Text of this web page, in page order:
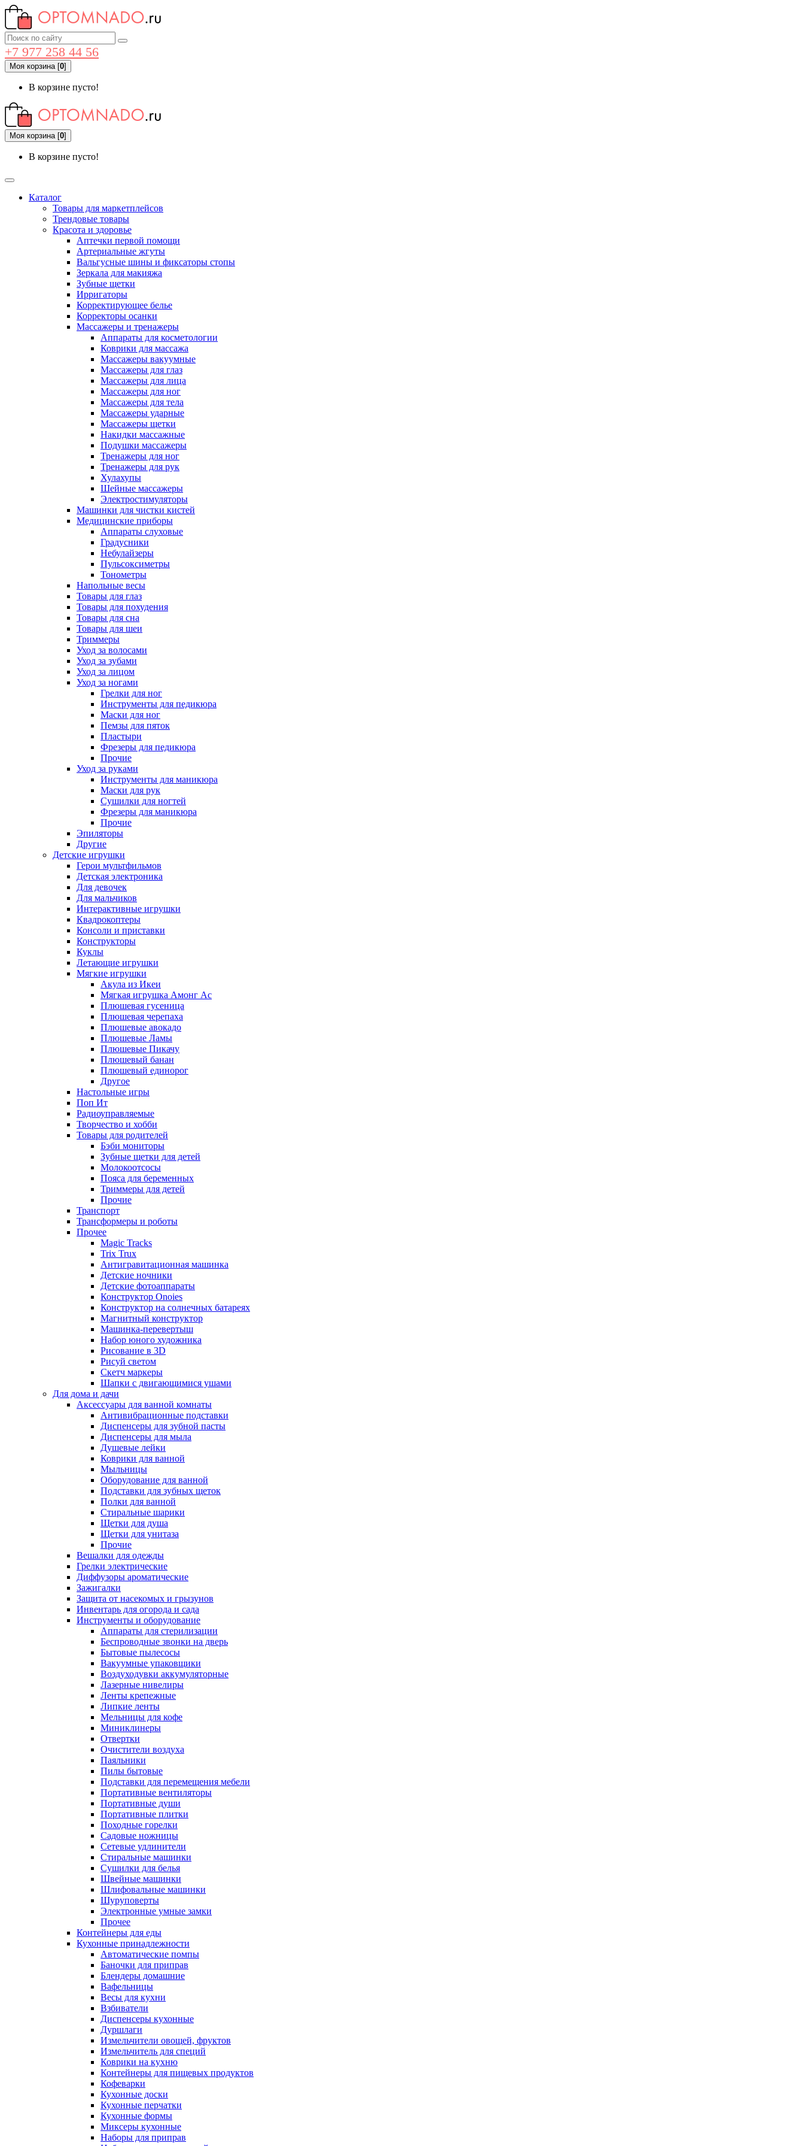
+7 977 258 44 56
Моя корзина[0]
В корзине пусто!
Моя корзина[0]
В корзине пусто!
Каталог
Товары для маркетплейсов
Трендовые товары
Красота и здоровье
Аптечки первой помощи
Артериальные жгуты
Вальгусные шины и фиксаторы стопы
Зеркала для макияжа
Зубные щетки
Ирригаторы
Корректирующее белье
Корректоры осанки
Массажеры и тренажеры
Аппараты для косметологии
Коврики для массажа
Массажеры вакуумные
Массажеры для глаз
Массажеры для лица
Массажеры для ног
Массажеры для тела
Массажеры ударные
Массажеры щетки
Накидки массажные
Подушки массажеры
Тренажеры для ног
Тренажеры для рук
Хулахупы
Шейные массажеры
Электростимуляторы
Машинки для чистки кистей
Медицинские приборы
Аппараты слуховые
Градусники
Небулайзеры
Пульсоксиметры
Тонометры
Напольные весы
Товары для глаз
Товары для похудения
Товары для сна
Товары для шеи
Триммеры
Уход за волосами
Уход за зубами
Уход за лицом
Уход за ногами
Грелки для ног
Инструменты для педикюра
Маски для ног
Пемзы для пяток
Пластыри
Фрезеры для педикюра
Прочие
Уход за руками
Инструменты для маникюра
Маски для рук
Сушилки для ногтей
Фрезеры для маникюра
Прочие
Эпиляторы
Другие
Детские игрушки
Герои мультфильмов
Детская электроника
Для девочек
Для мальчиков
Интерактивные игрушки
Квадрокоптеры
Консоли и приставки
Конструкторы
Куклы
Летающие игрушки
Мягкие игрушки
Акула из Икеи
Мягкая игрушка Амонг Ас
Плюшевая гусеница
Плюшевая черепаха
Плюшевые авокадо
Плюшевые Ламы
Плюшевые Пикачу
Плюшевый банан
Плюшевый единорог
Другое
Настольные игры
Поп Ит
Радиоуправляемые
Творчество и хобби
Товары для родителей
Бэби мониторы
Зубные щетки для детей
Молокоотсосы
Пояса для беременных
Триммеры для детей
Прочие
Транспорт
Трансформеры и роботы
Прочее
Magic Tracks
Trix Trux
Антигравитационная машинка
Детские ночники
Детские фотоаппараты
Конструктор Onoies
Конструктор на солнечных батареях
Магнитный конструктор
Машинка-перевертыш
Набор юного художника
Рисование в 3D
Рисуй светом
Скетч маркеры
Шапки с двигающимися ушами
Для дома и дачи
Аксессуары для ванной комнаты
Антивибрационные подставки
Диспенсеры для зубной пасты
Диспенсеры для мыла
Душевые лейки
Коврики для ванной
Мыльницы
Оборудование для ванной
Подставки для зубных щеток
Полки для ванной
Стиральные шарики
Щетки для душа
Щетки для унитаза
Прочие
Вешалки для одежды
Грелки электрические
Диффузоры ароматические
Зажигалки
Защита от насекомых и грызунов
Инвентарь для огорода и сада
Инструменты и оборудование
Аппараты для стерилизации
Беспроводные звонки на дверь
Бытовые пылесосы
Вакуумные упаковщики
Воздуходувки аккумуляторные
Лазерные нивелиры
Ленты крепежные
Липкие ленты
Мельницы для кофе
Миниклинеры
Отвертки
Очистители воздуха
Паяльники
Пилы бытовые
Подставки для перемещения мебели
Портативные вентиляторы
Портативные души
Портативные плитки
Походные горелки
Садовые ножницы
Сетевые удлинители
Стиральные машинки
Сушилки для белья
Швейные машинки
Шлифовальные машинки
Шуруповерты
Электронные умные замки
Прочее
Контейнеры для еды
Кухонные принадлежности
Автоматические помпы
Баночки для приправ
Блендеры домашние
Вафельницы
Весы для кухни
Взбиватели
Диспенсеры кухонные
Дуршлаги
Измельчители овощей, фруктов
Измельчитель для специй
Коврики на кухню
Контейнеры для пищевых продуктов
Кофеварки
Кухонные доски
Кухонные перчатки
Кухонные формы
Миксеры кухонные
Наборы для приправ